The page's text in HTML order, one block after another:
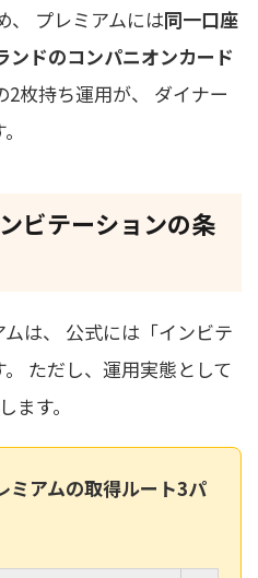
、 プレミアムには同一口座
ドのコンパニオンカード
2枚持ち運用が、 ダイナー
ビテーションの条
は、 公式には「インビテ
ただし、運用実態として
ます。
ミアムの取得ルート3パ